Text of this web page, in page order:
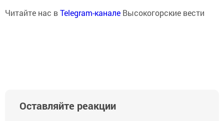
Читайте нас вTelegram-канале Высокогорские вести
Оставляйте реакции